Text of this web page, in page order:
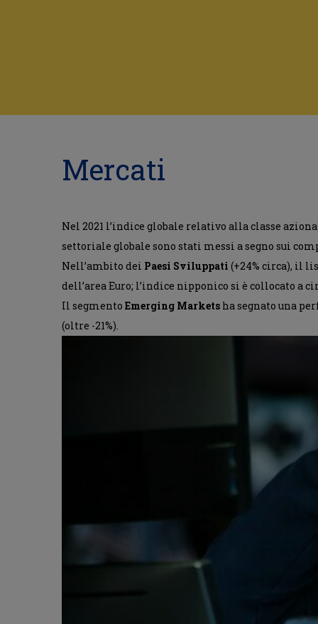
Mercati
Nel 2021 l’indice globale relativo alla classe
settoriale globale sono stati messi a segno sui
Nell’ambito dei Paesi Sviluppati (+24% circa), il
dell’area Euro; l’indice nipponico si è collocato a
Il segmento Emerging Markets ha segnato una
(oltre -21%).